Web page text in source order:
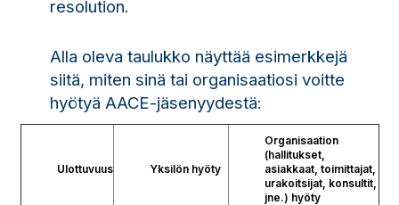
resolution.
Alla oleva taulukko näyttää esimerkkejä
siitä, miten sinä tai organisaatiosi voitte
hyötyä AACE-jäsenyydestä:
Ulottuvuus Yksilön hyöty
Organisaation
(hallitukset,
asiakkaat, toimittajat,
urakoitsijat, konsultit,
jne.) hyöty